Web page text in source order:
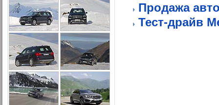
Продажа
Тест-драйв